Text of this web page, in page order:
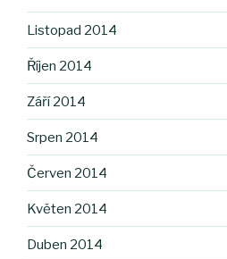
Listopad 2014
Říjen 2014
Září 2014
Srpen 2014
Červen 2014
Květen 2014
Duben 2014